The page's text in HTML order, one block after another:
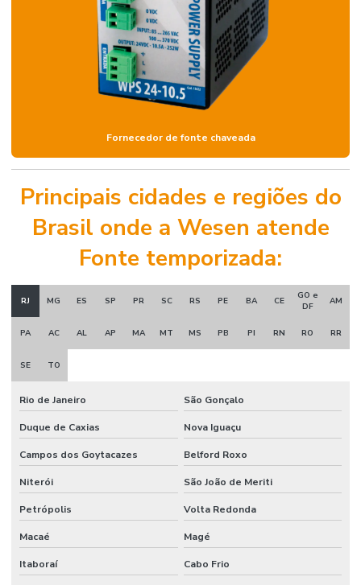
Fornecedor de fonte chaveada
Principais cidades e regiões do
Brasil onde a Wesen atende
Fonte temporizada:
RJ MG ES SP PR SC RS PE BA CE
GO e
DF
AM
PA AC AL AP MA MT MS PB PI RN RO RR
SE TO
Rio de Janeiro São Gonçalo
Duque de Caxias Nova Iguaçu
Campos dos Goytacazes Belford Roxo
Niterói São João de Meriti
Petrópolis Volta Redonda
Macaé Magé
Itaboraí Cabo Frio